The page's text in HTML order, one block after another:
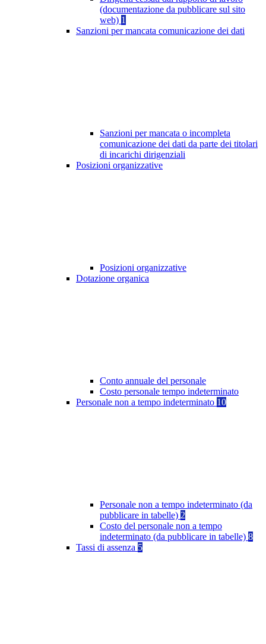
(documentazione da pubblicare sul sito
web) 1
Sanzioni per mancata comunicazione dei dati
Sanzioni per mancata o incompleta
comunicazione dei dati da parte dei titolari
di incarichi dirigenziali
Posizioni organizzative
Posizioni organizzative
Dotazione organica
Conto annuale del personale
Costo personale tempo indeterminato
Personale non a tempo indeterminato 10
Personale non a tempo indeterminato (da
pubblicare in tabelle) 2
Costo del personale non a tempo
indeterminato (da pubblicare in tabelle) 8
Tassi di assenza 5